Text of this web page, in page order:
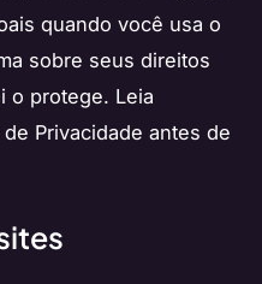
quando você usa o
sobre seus direitos
o protege. Leia
Privacidade antes de